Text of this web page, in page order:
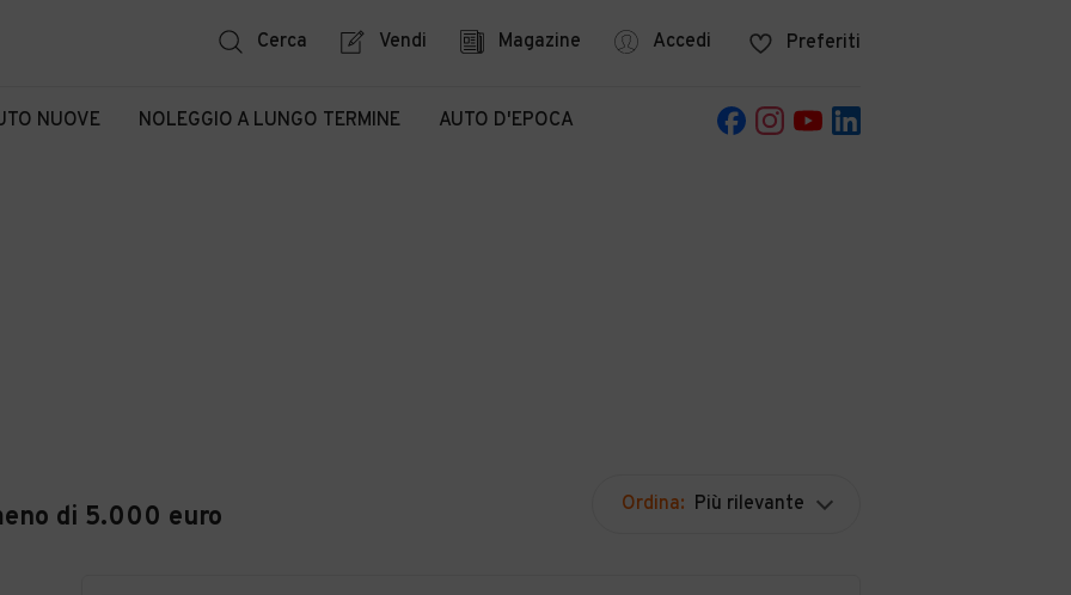
Cerca Vendi Magazine Accedi Preferiti
NUOVE NOLEGGIO A LUNGO TERMINE AUTO D'EPOCA
di 5.000 euro Ordina: Più rilevante